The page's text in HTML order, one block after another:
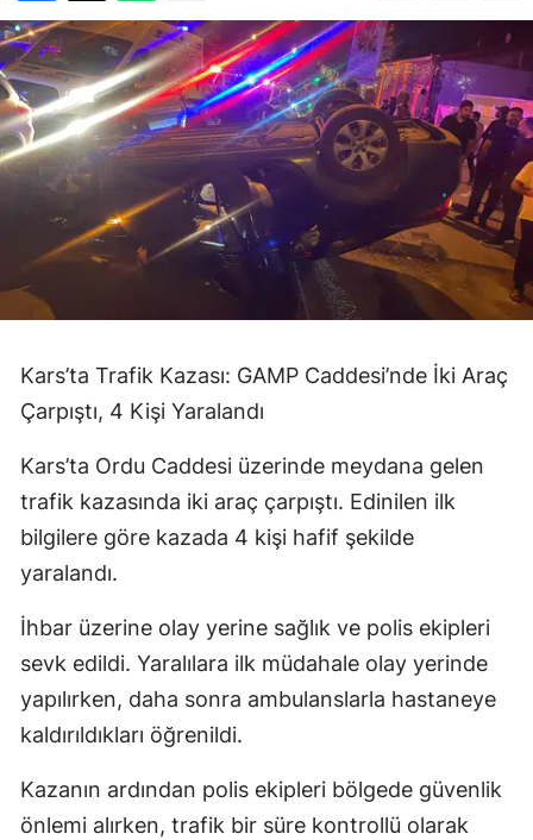
Kars’ta Trafik Kazası: GAMP Caddesi’nde İki Araç
Çarpıştı, 4 Kişi Yaralandı
Kars’ta Ordu Caddesi üzerinde meydana gelen
trafik kazasında iki araç çarpıştı. Edinilen ilk
bilgilere göre kazada 4 kişi hafif şekilde
yaralandı.
İhbar üzerine olay yerine sağlık ve polis ekipleri
sevk edildi. Yaralılara ilk müdahale olay yerinde
yapılırken, daha sonra ambulanslarla hastaneye
kaldırıldıkları öğrenildi.
Kazanın ardından polis ekipleri bölgede güvenlik
önlemi alırken, trafik bir süre kontrollü olarak